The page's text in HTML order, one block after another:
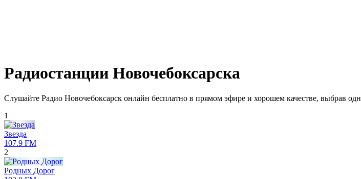
Радиостанции Новочебоксарска
Слушайте Радио Новочебоксарск онлайн бесплатно в прямом эфире и хорошем качестве, выбрав
1
Звезда
107.9 FM
2
Родных Дорог